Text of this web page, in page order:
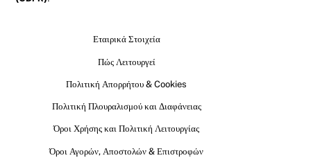
Εταιρικά Στοιχεία
Πώς Λειτουργεί
Πολιτική Απορρήτου & Cookies
Πολιτική Πλουραλισμού και Διαφάνειας
Όροι Χρήσης και Πολιτική Λειτουργίας
Όροι Αγορών, Αποστολών & Επιστροφών